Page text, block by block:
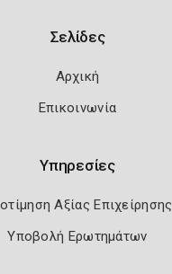
Σελίδες
Αρχική
Επικοινωνία
Υπηρεσίες
Αξίας Επιχείρησης
Υποβολή Ερωτημάτων